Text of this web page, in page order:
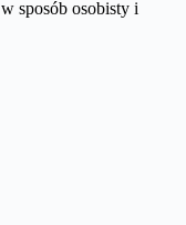
sposób osobisty i